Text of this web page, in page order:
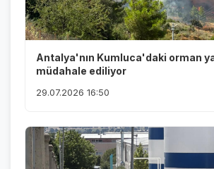
Antalya'nın Kumluca'daki orman
müdahale ediliyor
29.07.2026 16:50